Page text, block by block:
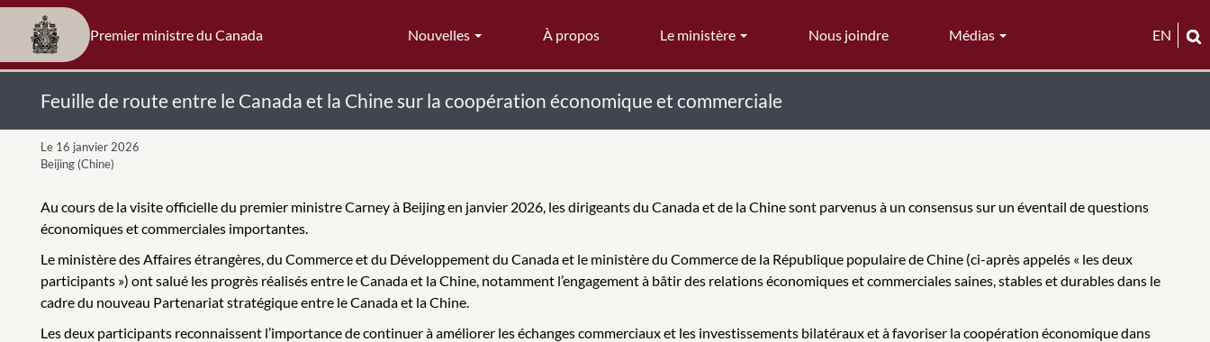
Premier ministre du Canada Nouvelles À propos Le ministère Nous joindre Médias EN
Feuille de route entre le Canada et la Chine sur la coopération économique et commerciale
Le 16 janvier 2026
Beijing (Chine)
Au cours de la visite officielle du premier ministre Carney à Beijing en janvier 2026, les dirigeants du Canada et de la Chine sont parvenus à un consensus sur un éventail de questions
économiques et commerciales importantes.
Le ministère des Affaires étrangères, du Commerce et du Développement du Canada et le ministère du Commerce de la République populaire de Chine (ci-après appelés « les deux
participants ») ont salué les progrès réalisés entre le Canada et la Chine, notamment l’engagement à bâtir des relations économiques et commerciales saines, stables et durables dans le
cadre du nouveau Partenariat stratégique entre le Canada et la Chine.
Les deux participants reconnaissent l’importance de continuer à améliorer les échanges commerciaux et les investissements bilatéraux et à favoriser la coopération économique dans